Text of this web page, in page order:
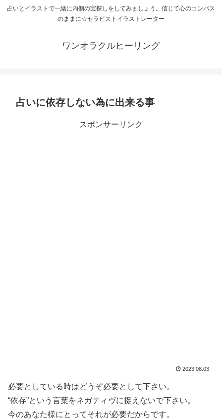
占いとイラストで一緒に内側の宝探しをしてみましょう。信じて心のコンパス
のままに☆セラピストイラストレーター
ワンオラクルヒーリング
占いに依存しない為に出来る事
スポンサーリンク
2023.08.03
必要としている時はどうぞ必要として下さい。
“依存”という言葉をネガティヴに捉えないで下さい。
今のあなた様にとってそれが必要だからです。